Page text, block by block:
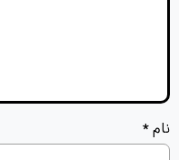
نام*